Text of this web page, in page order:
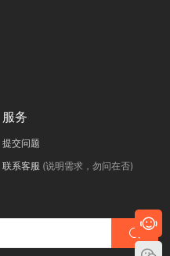
服务
提交问题
联系客服 (说明需求，勿问在否)